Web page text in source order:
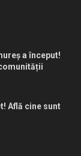
a început!
Află cine sunt